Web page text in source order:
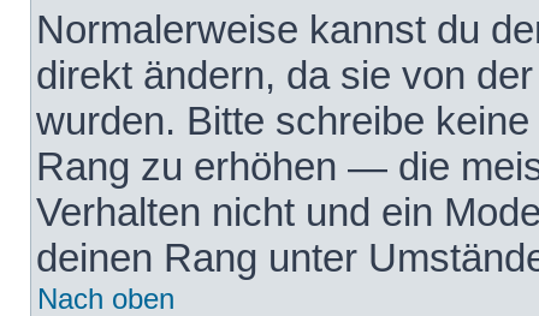
Normalerweise kannst du
direkt ändern, da sie von
wurden. Bitte schreibe
Rang zu erhöhen — die
Verhalten nicht und ein
deinen Rang unter
Nach oben